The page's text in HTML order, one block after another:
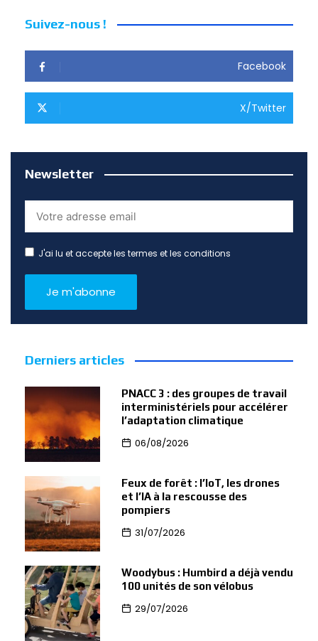
Suivez-nous !
Facebook
X/Twitter
Newsletter
J'ai lu et accepte les termes et les conditions
Derniers articles
PNACC 3 : des groupes de travail
interministériels pour accélérer
l’adaptation climatique
06/08/2026
Feux de forêt : l’IoT, les drones
et l’IA à la rescousse des
pompiers
31/07/2026
Woodybus : Humbird a déjà vendu
100 unités de son vélobus
29/07/2026